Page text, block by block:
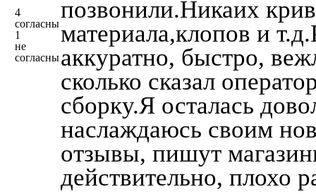
4
согласны
1
не
согласны
позвонили.Никаих
материала,клопов и
аккуратно, быстро,
сколько сказал
сборку.Я осталась
наслаждаюсь своим
отзывы, пишут
действительно, плохо